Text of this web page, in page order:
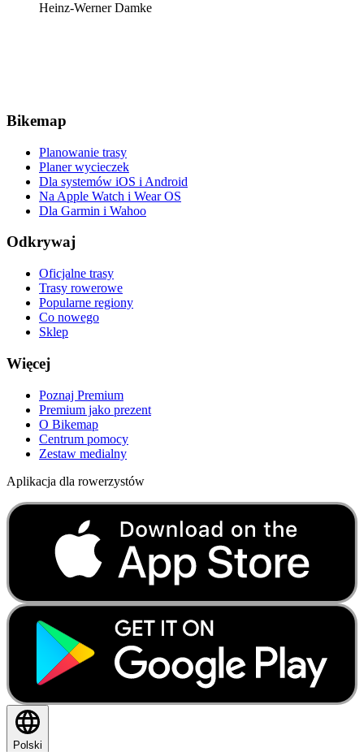
Heinz-Werner Damke
Bikemap
Planowanie trasy
Planer wycieczek
Dla systemów iOS i Android
Na Apple Watch i Wear OS
Dla Garmin i Wahoo
Odkrywaj
Oficjalne trasy
Trasy rowerowe
Popularne regiony
Co nowego
Sklep
Więcej
Poznaj Premium
Premium jako prezent
O Bikemap
Centrum pomocy
Zestaw medialny
Aplikacja dla rowerzystów
Polski